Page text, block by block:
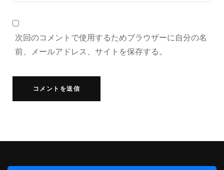
次回のコメントで使用するためブラウザーに自分の名
前、メールアドレス、サイトを保存する。